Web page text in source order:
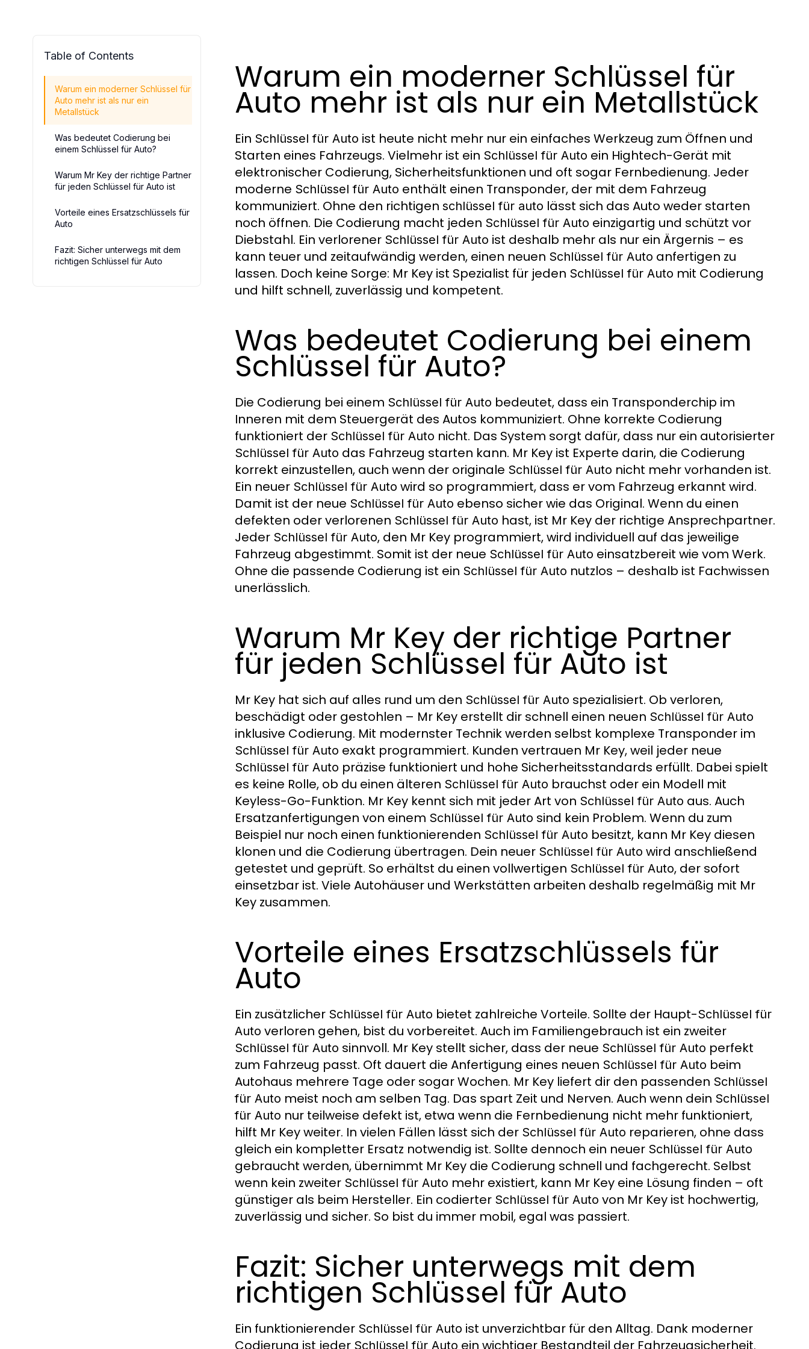
Table of Contents
Warum ein moderner Schlüssel für
Auto mehr ist als nur ein
Metallstück
Was bedeutet Codierung bei
einem Schlüssel für Auto?
Warum Mr Key der richtige Partner
für jeden Schlüssel für Auto ist
Vorteile eines Ersatzschlüssels für
Auto
Fazit: Sicher unterwegs mit dem
richtigen Schlüssel für Auto
Warum ein moderner Schlüssel für
Auto mehr ist als nur ein Metallstück
Ein Schlüssel für Auto ist heute nicht mehr nur ein einfaches Werkzeug zum Öffnen und
Starten eines Fahrzeugs. Vielmehr ist ein Schlüssel für Auto ein Hightech-Gerät mit
elektronischer Codierung, Sicherheitsfunktionen und oft sogar Fernbedienung. Jeder
moderne Schlüssel für Auto enthält einen Transponder, der mit dem Fahrzeug
kommuniziert. Ohne den richtigen schlüssel für auto lässt sich das Auto weder starten
noch öffnen. Die Codierung macht jeden Schlüssel für Auto einzigartig und schützt vor
Diebstahl. Ein verlorener Schlüssel für Auto ist deshalb mehr als nur ein Ärgernis – es
kann teuer und zeitaufwändig werden, einen neuen Schlüssel für Auto anfertigen zu
lassen. Doch keine Sorge: Mr Key ist Spezialist für jeden Schlüssel für Auto mit Codierung
und hilft schnell, zuverlässig und kompetent.
Was bedeutet Codierung bei einem
Schlüssel für Auto?
Die Codierung bei einem Schlüssel für Auto bedeutet, dass ein Transponderchip im
Inneren mit dem Steuergerät des Autos kommuniziert. Ohne korrekte Codierung
funktioniert der Schlüssel für Auto nicht. Das System sorgt dafür, dass nur ein autorisierter
Schlüssel für Auto das Fahrzeug starten kann. Mr Key ist Experte darin, die Codierung
korrekt einzustellen, auch wenn der originale Schlüssel für Auto nicht mehr vorhanden ist.
Ein neuer Schlüssel für Auto wird so programmiert, dass er vom Fahrzeug erkannt wird.
Damit ist der neue Schlüssel für Auto ebenso sicher wie das Original. Wenn du einen
defekten oder verlorenen Schlüssel für Auto hast, ist Mr Key der richtige Ansprechpartner.
Jeder Schlüssel für Auto, den Mr Key programmiert, wird individuell auf das jeweilige
Fahrzeug abgestimmt. Somit ist der neue Schlüssel für Auto einsatzbereit wie vom Werk.
Ohne die passende Codierung ist ein Schlüssel für Auto nutzlos – deshalb ist Fachwissen
unerlässlich.
Warum Mr Key der richtige Partner
für jeden Schlüssel für Auto ist
Mr Key hat sich auf alles rund um den Schlüssel für Auto spezialisiert. Ob verloren,
beschädigt oder gestohlen – Mr Key erstellt dir schnell einen neuen Schlüssel für Auto
inklusive Codierung. Mit modernster Technik werden selbst komplexe Transponder im
Schlüssel für Auto exakt programmiert. Kunden vertrauen Mr Key, weil jeder neue
Schlüssel für Auto präzise funktioniert und hohe Sicherheitsstandards erfüllt. Dabei spielt
es keine Rolle, ob du einen älteren Schlüssel für Auto brauchst oder ein Modell mit
Keyless-Go-Funktion. Mr Key kennt sich mit jeder Art von Schlüssel für Auto aus. Auch
Ersatzanfertigungen von einem Schlüssel für Auto sind kein Problem. Wenn du zum
Beispiel nur noch einen funktionierenden Schlüssel für Auto besitzt, kann Mr Key diesen
klonen und die Codierung übertragen. Dein neuer Schlüssel für Auto wird anschließend
getestet und geprüft. So erhältst du einen vollwertigen Schlüssel für Auto, der sofort
einsetzbar ist. Viele Autohäuser und Werkstätten arbeiten deshalb regelmäßig mit Mr
Key zusammen.
Vorteile eines Ersatzschlüssels für
Auto
Ein zusätzlicher Schlüssel für Auto bietet zahlreiche Vorteile. Sollte der Haupt-Schlüssel für
Auto verloren gehen, bist du vorbereitet. Auch im Familiengebrauch ist ein zweiter
Schlüssel für Auto sinnvoll. Mr Key stellt sicher, dass der neue Schlüssel für Auto perfekt
zum Fahrzeug passt. Oft dauert die Anfertigung eines neuen Schlüssel für Auto beim
Autohaus mehrere Tage oder sogar Wochen. Mr Key liefert dir den passenden Schlüssel
für Auto meist noch am selben Tag. Das spart Zeit und Nerven. Auch wenn dein Schlüssel
für Auto nur teilweise defekt ist, etwa wenn die Fernbedienung nicht mehr funktioniert,
hilft Mr Key weiter. In vielen Fällen lässt sich der Schlüssel für Auto reparieren, ohne dass
gleich ein kompletter Ersatz notwendig ist. Sollte dennoch ein neuer Schlüssel für Auto
gebraucht werden, übernimmt Mr Key die Codierung schnell und fachgerecht. Selbst
wenn kein zweiter Schlüssel für Auto mehr existiert, kann Mr Key eine Lösung finden – oft
günstiger als beim Hersteller. Ein codierter Schlüssel für Auto von Mr Key ist hochwertig,
zuverlässig und sicher. So bist du immer mobil, egal was passiert.
Fazit: Sicher unterwegs mit dem
richtigen Schlüssel für Auto
Ein funktionierender Schlüssel für Auto ist unverzichtbar für den Alltag. Dank moderner
Codierung ist jeder Schlüssel für Auto ein wichtiger Bestandteil der Fahrzeugsicherheit.